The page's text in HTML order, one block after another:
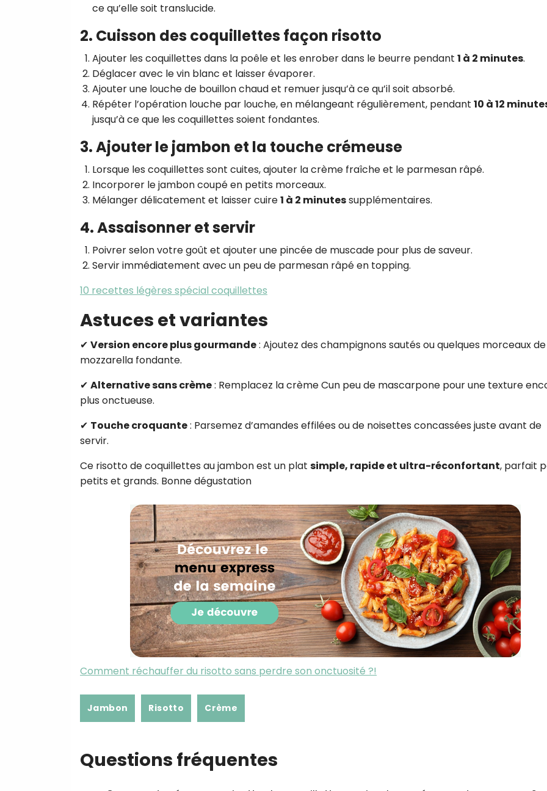
ce qu’elle soit translucide.
2. Cuisson des coquillettes façon risotto
Ajouter les coquillettes dans la poêle et les enrober dans le beurre pendant 1 à 2 minutes.
Déglacer avec le vin blanc et laisser évaporer.
Ajouter une louche de bouillon chaud et remuer jusqu’à ce qu’il soit absorbé.
Répéter l’opération louche par louche, en mélangeant régulièrement, pendant 10 à 12
jusqu’à ce que les coquillettes soient fondantes.
3. Ajouter le jambon et la touche crémeuse
Lorsque les coquillettes sont cuites, ajouter la crème fraîche et le parmesan râpé.
Incorporer le jambon coupé en petits morceaux.
Mélanger délicatement et laisser cuire1 à 2 minutessupplémentaires.
4. Assaisonner et servir
Poivrer selon votre goût et ajouter une pincée de muscade pour plus de saveur.
Servir immédiatement avec un peu de parmesan râpé en topping.
10 recettes légères spécial coquillettes
Astuces et variantes
✔ Version encore plus gourmande: Ajoutez des champignons sautés ou quelques morceaux de
mozzarella fondante.
✔ Alternative sans crème: Remplacez la crème Cun peu de mascarpone pour une texture
plus onctueuse.
✔ Touche croquante: Parsemez d’amandes effilées ou de noisettes concassées juste avant de
servir.
Ce risotto de coquillettes au jambon est un plat simple, rapide et ultra-réconfortant, parfait
petits et grands. Bonne dégustation
Comment réchauffer du risotto sans perdre son onctuosité ?!
Jambon Risotto Crème
Questions fréquentes